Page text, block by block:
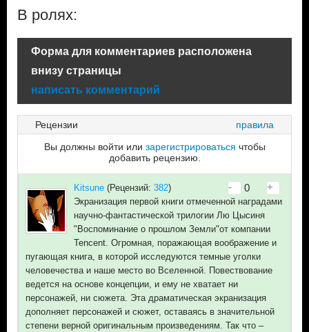
В ролях:
Форма для комментариев расположена
внизу страницы
написать комментарий
Рецензии
правила
Вы должны войти или зарегистрироваться чтобы
добавить рецензию.
- 0 +
Kitsune (Рецензий: 382)
Экранизация первой книги отмеченной наградами
научно-фантастической трилогии Лю Цысиня
"Воспоминание о прошлом Земли"от компании
Tencent. Огромная, поражающая воображение и
пугающая книга, в которой исследуются темные уголки
человечества и наше место во Вселенной. Повествование
ведется на основе концепции, и ему не хватает ни
персонажей, ни сюжета. Эта драматическая экранизация
дополняет персонажей и сюжет, оставаясь в значительной
степени верной оригинальным произведениям. Так что –